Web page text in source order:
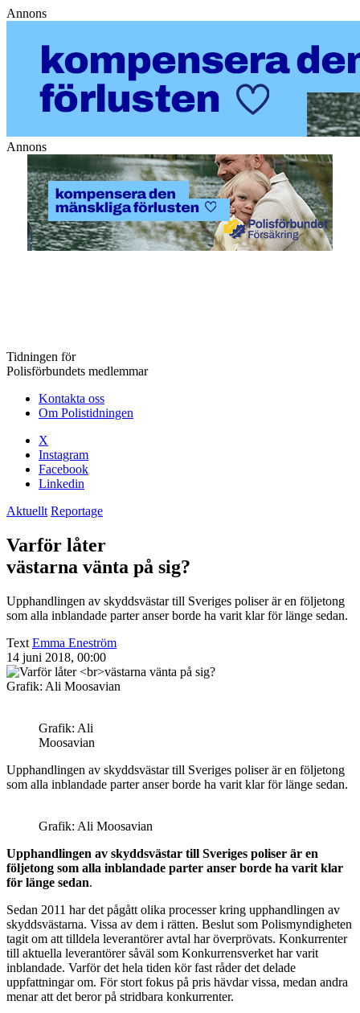
Annons
Annons
Tidningen för
Polisförbundets medlemmar
Kontakta oss
Om Polistidningen
X
Instagram
Facebook
Linkedin
Aktuellt Reportage
Varför låter
västarna vänta på sig?
Upphandlingen av skyddsvästar till Sveriges poliser är en följetong
som alla inblandade parter anser borde ha varit klar för länge sedan.
Text Emma Eneström
14 juni 2018, 00:00
Grafik: Ali Moosavian
Grafik: Ali
Moosavian
Upphandlingen av skyddsvästar till Sveriges poliser är en följetong
som alla inblandade parter anser borde ha varit klar för länge sedan.
Grafik: Ali Moosavian
Upphandlingen av skyddsvästar till Sveriges poliser är en
följetong som alla inblandade parter anser borde ha varit klar
för länge sedan.
Sedan 2011 har det pågått olika processer kring upphandlingen av
skyddsvästarna. Vissa av dem i rätten. Beslut som Polismyndigheten
tagit om att tilldela leverantörer avtal har överprövats. Konkurrenter
till aktuella leverantörer såväl som Konkurrensverket har varit
inblandade. Varför det hela tiden kör fast råder det delade
uppfattningar om. För stort fokus på pris hävdar vissa, medan andra
menar att det beror på stridbara konkurrenter.